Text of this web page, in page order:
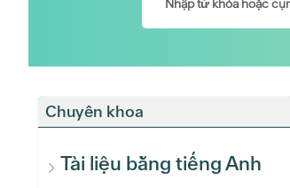
Chuyên khoa
Tài liệu bằng tiếng Anh